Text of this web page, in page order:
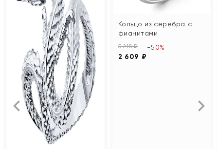
Кольцо из серебра с
фианитами
5 218 ₽
2 609 ₽
-50%